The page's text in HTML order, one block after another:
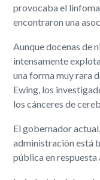
provocaba el linfoma
encontraron una
Aunque docenas de
intensamente
una forma muy rara
Ewing, los
los cánceres de
El gobernador actual,
administración está
pública en respuesta